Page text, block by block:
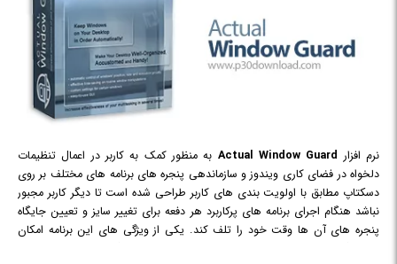
نرم افزار Actual Window Guard به منظور کمک به کاربر در اعمال تنظیمات
دلخواه در فضای کاری ویندوز و سازماندهی پنجره های برنامه های مختلف بر روی
دسکتاپ مطابق با اولویت بندی های کاربر طراحی شده است تا دیگر کاربر مجبور
نباشد هنگام اجرای برنامه های پرکاربرد هر دفعه برای تغییر سایز و تعیین جایگاه
پنجره های آن ها وقت خود را تلف کند. یکی از ویژگی های این برنامه امکان